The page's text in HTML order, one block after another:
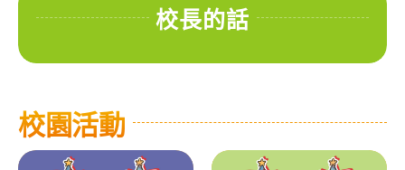
校長的話
校園活動